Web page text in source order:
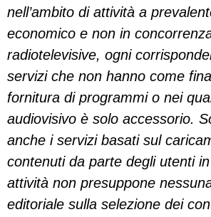
nell’ambito di attività a
economico e non in
radiotelevisive, ogni
servizi che non hanno come
fornitura di programmi o nei
audiovisivo è solo accessorio.
anche i servizi basati sul
contenuti da parte degli utenti
attività non presuppone
editoriale sulla selezione dei